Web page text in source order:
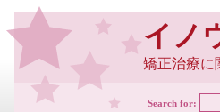
イノ
矯正治療に
Search for: